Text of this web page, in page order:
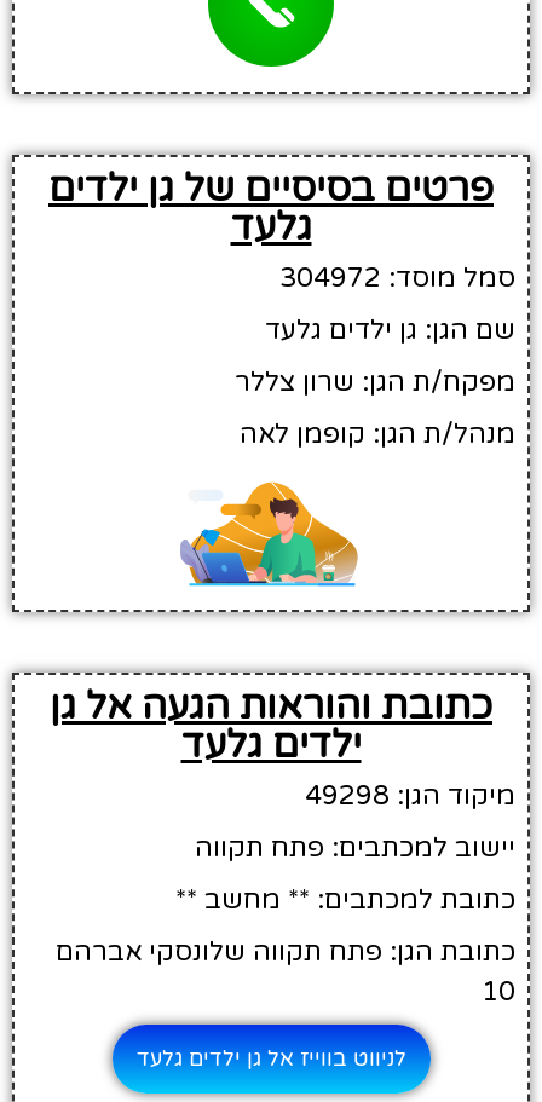
פרטים בסיסיים של גן ילדים
גלעד
סמל מוסד: 304972
שם הגן: גן ילדים גלעד
מפקח/ת הגן: שרון צללר
מנהל/ת הגן: קופמן לאה
כתובת והוראות הגעה אל גן
ילדים גלעד
מיקוד הגן: 49298
יישוב למכתבים: פתח תקווה
כתובת למכתבים: ** מחשב **
כתובת הגן: פתח תקווה שלונסקי אברהם
10
לניווט בווייז אל גן ילדים גלעד